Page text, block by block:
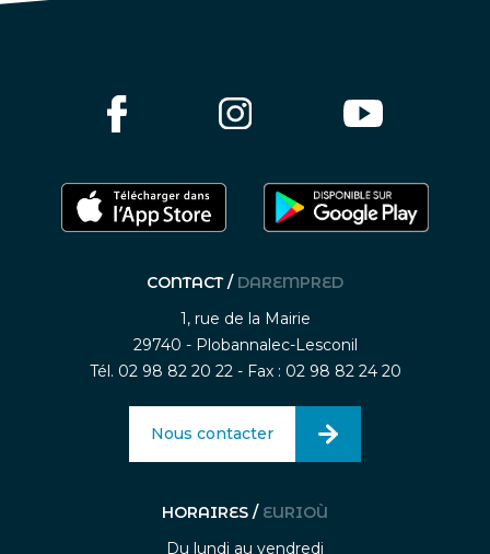
CONTACT / DAREMPRED
1, rue de la Mairie
29740 - Plobannalec-Lesconil
Tél. 02 98 82 20 22 - Fax : 02 98 82 24 20
Nous contacter
HORAIRES / EURIOÙ
Du lundi au vendredi